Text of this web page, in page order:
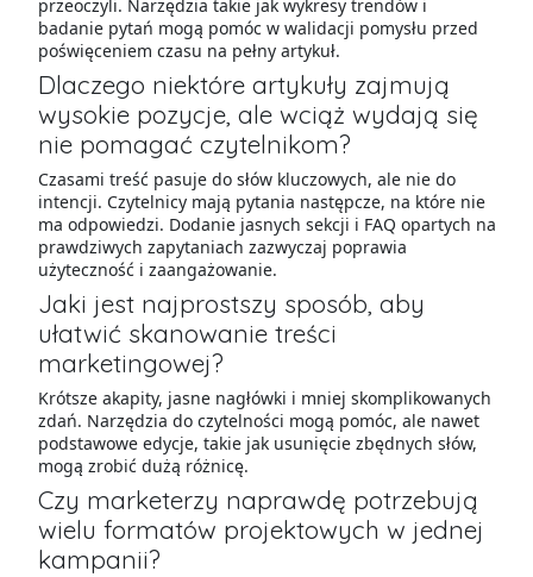
przeoczyli. Narzędzia takie jak wykresy trendów i
badanie pytań mogą pomóc w walidacji pomysłu przed
poświęceniem czasu na pełny artykuł.
Dlaczego niektóre artykuły zajmują
wysokie pozycje, ale wciąż wydają się
nie pomagać czytelnikom?
Czasami treść pasuje do słów kluczowych, ale nie do
intencji. Czytelnicy mają pytania następcze, na które nie
ma odpowiedzi. Dodanie jasnych sekcji i FAQ opartych na
prawdziwych zapytaniach zazwyczaj poprawia
użyteczność i zaangażowanie.
Jaki jest najprostszy sposób, aby
ułatwić skanowanie treści
marketingowej?
Krótsze akapity, jasne nagłówki i mniej skomplikowanych
zdań. Narzędzia do czytelności mogą pomóc, ale nawet
podstawowe edycje, takie jak usunięcie zbędnych słów,
mogą zrobić dużą różnicę.
Czy marketerzy naprawdę potrzebują
wielu formatów projektowych w jednej
kampanii?